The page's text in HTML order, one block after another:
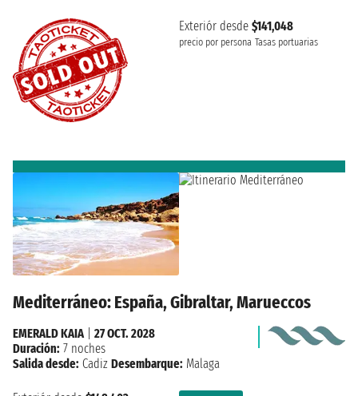
Exteriór desde $141,048
precio por persona Tasas portuarias
Mediterráneo: España, Gibraltar, Marueccos
EMERALD KAIA| 27 OCT. 2028
Duración: 7 noches
Salida desde: Cadiz Desembarque: Malaga